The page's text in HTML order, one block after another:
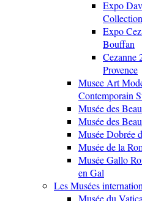
Expo
Expo
Bouffan
Cezanne
Provence
Musee Art
Contemporain
Musée des
Musée des
Musée Dobrée
Musée de la
Musée Gallo
en Gal
Les Musées